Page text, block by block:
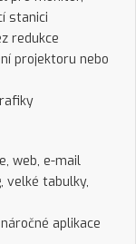
stanici
redukce
projektoru nebo
web, e-mail
tabulky,
aplikace